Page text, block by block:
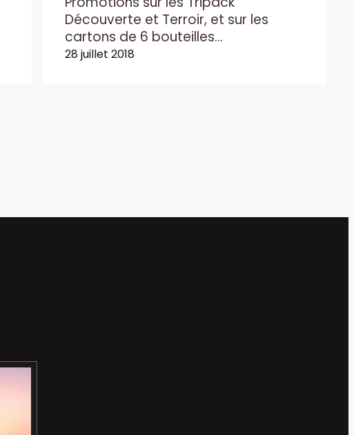
Découverte et Terroir, et sur les
cartons de 6 bouteilles
(Chardonnay, rosé Entre 2 Eaux et
28 juillet 2018